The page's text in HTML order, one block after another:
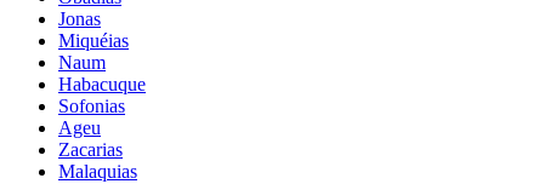
Jonas
Miquéias
Naum
Habacuque
Sofonias
Ageu
Zacarias
Malaquias